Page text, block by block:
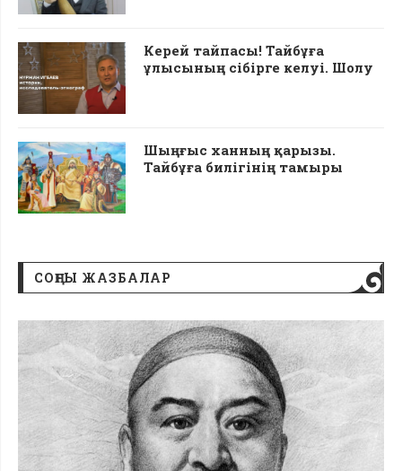
Керей тайпасы! Тайбұға
ұлысының сібірге келуі. Шолу
Шыңғыс ханның қарызы.
Тайбұға билігінің тамыры
CОҢҒЫ ЖАЗБАЛАР